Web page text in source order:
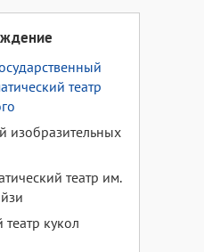
театр
изобразительных
театр им.
кукол